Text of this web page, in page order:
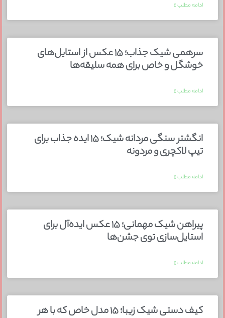
ادامه مطلب »
سرهمی شیک جذاب؛ ۱۵ عکس از استایل‌های
خوشگل و خاص برای همه سلیقه‌ها
ادامه مطلب »
انگشتر سنگی مردانه شیک؛ ۱۵ ایده جذاب برای
تیپ لاکچری و مردونه
ادامه مطلب »
پیراهن شیک مهمانی؛ ۱۵ عکس ایده‌آل برای
استایل‌سازی توی جشن‌ها
ادامه مطلب »
کیف دستی شیک زیبا؛ ۱۵ مدل خاص که با هر